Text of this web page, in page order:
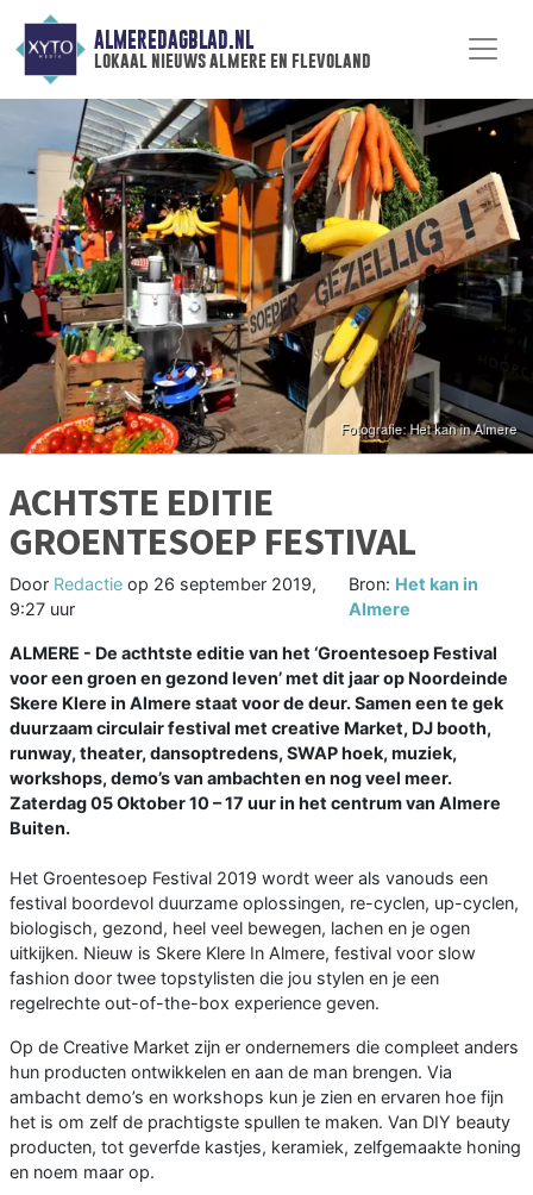
ALMEREDAGBLAD.NL
lokaal nieuws almere en flevoland
ACHTSTE EDITIE
GROENTESOEP FESTIVAL
Door Redactie op 26 september 2019,
9:27 uur
Bron: Het kan in
Almere
ALMERE - De acthtste editie van het ‘Groentesoep Festival
voor een groen en gezond leven’ met dit jaar op Noordeinde
Skere Klere in Almere staat voor de deur. Samen een te gek
duurzaam circulair festival met creative Market, DJ booth,
runway, theater, dansoptredens, SWAP hoek, muziek,
workshops, demo’s van ambachten en nog veel meer.
Zaterdag 05 Oktober 10 – 17 uur in het centrum van Almere
Buiten.
Het Groentesoep Festival 2019 wordt weer als vanouds een
festival boordevol duurzame oplossingen, re-cyclen, up-cyclen,
biologisch, gezond, heel veel bewegen, lachen en je ogen
uitkijken. Nieuw is Skere Klere In Almere, festival voor slow
fashion door twee topstylisten die jou stylen en je een
regelrechte out-of-the-box experience geven.
Op de Creative Market zijn er ondernemers die compleet anders
hun producten ontwikkelen en aan de man brengen. Via
ambacht demo’s en workshops kun je zien en ervaren hoe fijn
het is om zelf de prachtigste spullen te maken. Van DIY beauty
producten, tot geverfde kastjes, keramiek, zelfgemaakte honing
en noem maar op.